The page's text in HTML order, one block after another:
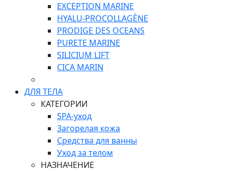
EXCEPTION MARINE
HYALU-PROCOLLAGÈNE
PRODIGE DES OCEANS
PURETE MARINE
SILICIUM LIFT
СICA MARIN
ДЛЯ ТЕЛА
КАТЕГОРИИ
SPA-уход
Загорелая кожа
Средства для ванны
Уход за телом
НАЗНАЧЕНИЕ